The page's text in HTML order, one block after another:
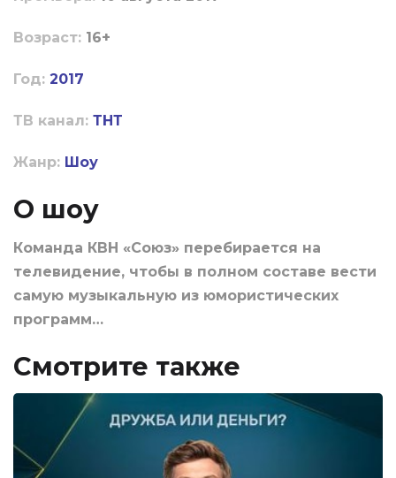
Boзpacт: 16+
Год: 2017
ТВ канал: ТНТ
Жанр: Шоу
О шоу
Команда КВН «Союз» перебирается на
телевидение, чтобы в полном составе вести
самую музыкальную из юмористических
программ…
Смотрите также